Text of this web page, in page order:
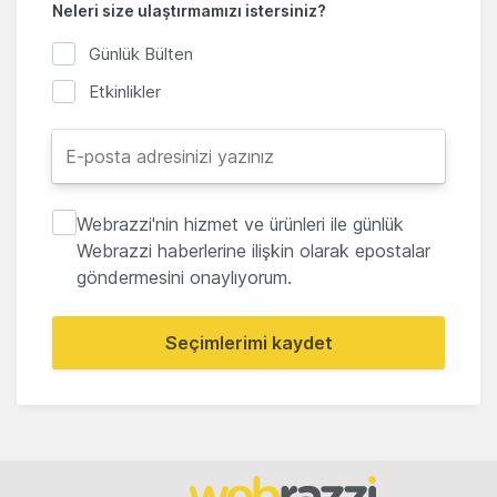
Neleri size ulaştırmamızı istersiniz?
Günlük Bülten
Etkinlikler
Webrazzi'nin hizmet ve ürünleri ile günlük
Webrazzi haberlerine ilişkin olarak epostalar
göndermesini onaylıyorum.
Seçimlerimi kaydet